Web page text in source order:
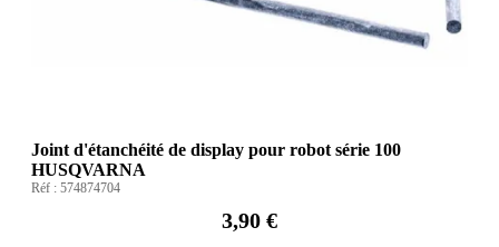
Joint d'étanchéité de display pour robot série 100
HUSQVARNA
Réf : 574874704
3,90 €